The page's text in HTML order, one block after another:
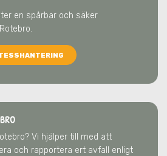
en spårbar och säker
.
? Vi hjälper till med att
och rapportera ert avfall enligt